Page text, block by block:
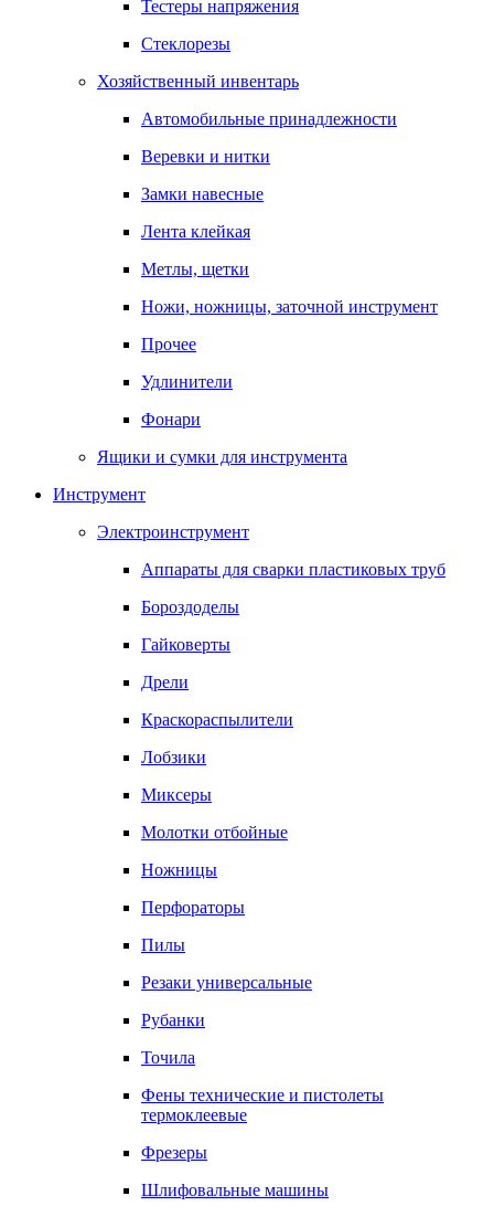
Тестеры напряжения
Стеклорезы
Хозяйственный инвентарь
Автомобильные принадлежности
Веревки и нитки
Замки навесные
Лента клейкая
Метлы, щетки
Ножи, ножницы, заточной инструмент
Прочее
Удлинители
Фонари
Ящики и сумки для инструмента
Инструмент
Электроинструмент
Аппараты для сварки пластиковых труб
Бороздоделы
Гайковерты
Дрели
Краскораспылители
Лобзики
Миксеры
Молотки отбойные
Ножницы
Перфораторы
Пилы
Резаки универсальные
Рубанки
Точила
Фены технические и пистолеты
термоклеевые
Фрезеры
Шлифовальные машины